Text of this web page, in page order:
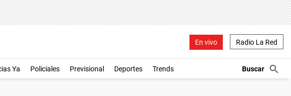
En vivo Radio La Red
Ya Policiales Previsional Deportes Trends